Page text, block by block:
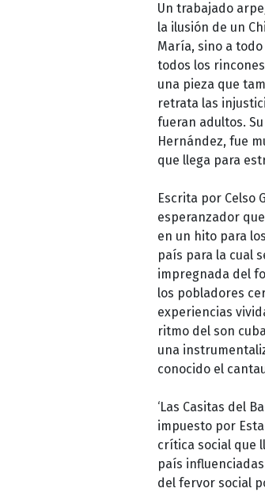
Un trabajado
la ilusión de un
María, sino a
todos los rincones
una pieza que
retrata las
fueran adultos.
Hernández, fue
que llega para
Escrita por Celso
esperanzador
en un hito para
país para la cual
impregnada del
los pobladores
experiencias
ritmo del son
una
conocido el
‘Las Casitas del
impuesto por
crítica social que
país
del fervor social